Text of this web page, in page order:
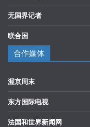
无国界记者
联合国
合作媒体
渥京周末
东方国际电视
法国和世界新闻网